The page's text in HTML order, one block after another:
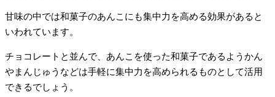
甘味の中では和菓子のあんこにも集中力を高める効果があると
いわれています。
チョコレートと並んで、あんこを使った和菓子であるようかん
やまんじゅうなどは手軽に集中力を高められるものとして活用
できるでしょう。